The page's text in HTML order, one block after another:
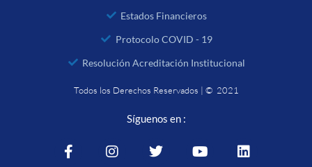
Estados Financieros
Protocolo COVID - 19
Resolución Acreditación Institucional
Todos los Derechos Reservados | © 2021
Síguenos en :